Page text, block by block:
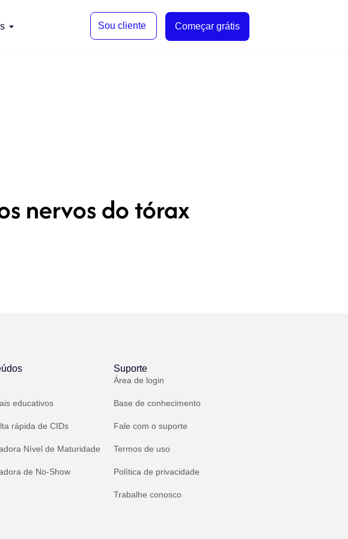
Sou cliente Começar grátis
nervos do tórax
educativos
rápida de CIDs
Nível de Maturidade
de No-Show
Suporte
Área de login
Base de conhecimento
Fale com o suporte
Termos de uso
Política de privacidade
Trabalhe conosco